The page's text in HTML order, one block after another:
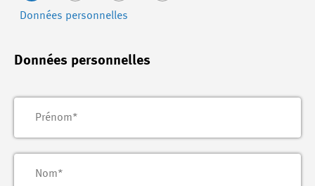
Données personnelles
Données personnelles